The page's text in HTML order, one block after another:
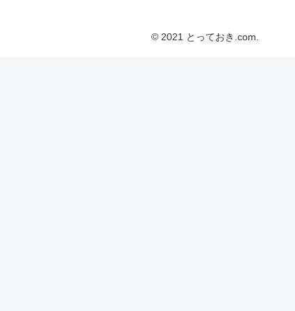
© 2021 とっておき.com.